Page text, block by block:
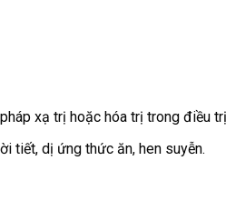
xạ trị hoặc hóa trị trong điều
tiết, dị ứng thức ăn, hen suyễn.